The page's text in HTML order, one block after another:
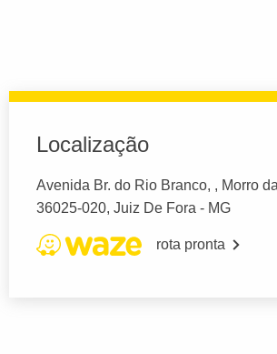
Localização
Avenida Br. do Rio Branco, , Morro
36025-020, Juiz De Fora - MG
rota pronta